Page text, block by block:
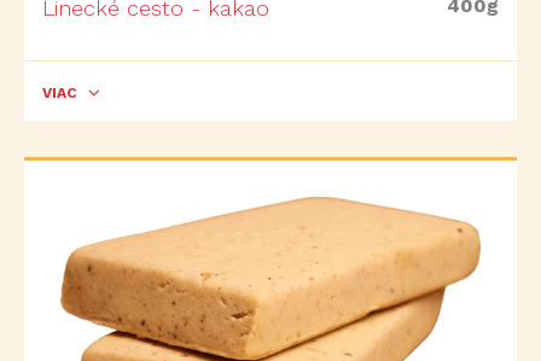
Linecké cesto - kakao 400g
VIAC